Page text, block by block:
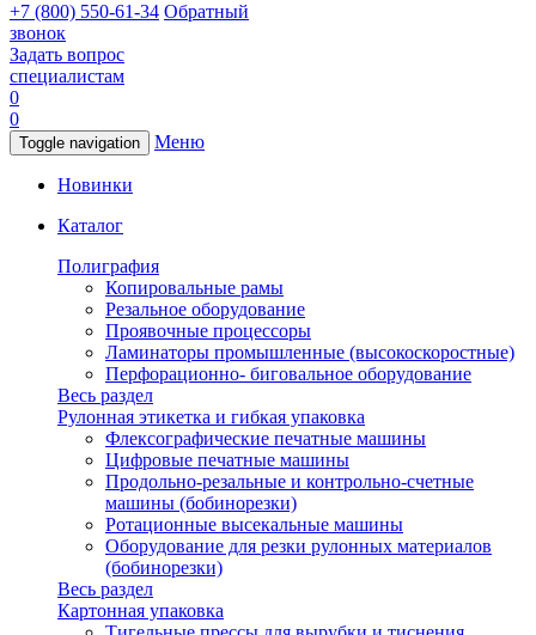
+7 (800) 550-61-34 Обратный
звонок
Задать вопрос
специалистам
0
0
Toggle navigation Меню
Новинки
Каталог
Полиграфия
Копировальные рамы
Резальное оборудование
Проявочные процессоры
Ламинаторы промышленные (высокоскоростные)
Перфорационно- биговальное оборудование
Весь раздел
Рулонная этикетка и гибкая упаковка
Флексографические печатные машины
Цифровые печатные машины
Продольно-резальные и контрольно-счетные
машины (бобинорезки)
Ротационные высекальные машины
Оборудование для резки рулонных материалов
(бобинорезки)
Весь раздел
Картонная упаковка